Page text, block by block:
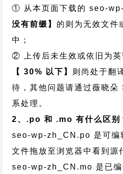
① 从本页面下载的 seo-
没有前缀】 的则为无效文件
中；
② 上传后未生效或依旧为英
【 30% 以下】 则尚处于翻
待，其他问题请通过薇晓朵
系处理。
2、.po 和 .mo 有什么区别
seo-wp-zh_CN.po 是可编
文件拖放至浏览器中看到源
seo-wp-zh_CN.mo 是已